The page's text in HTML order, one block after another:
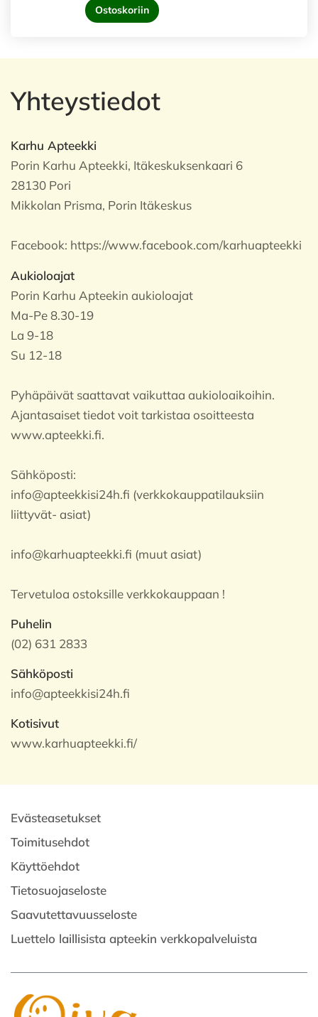
Ostoskoriin
Yhteystiedot
Karhu Apteekki
Porin Karhu Apteekki, Itäkeskuksenkaari 6
28130 Pori
Mikkolan Prisma, Porin Itäkeskus
Facebook: https://www.facebook.com/karhuapteekki
Aukioloajat
Porin Karhu Apteekin aukioloajat
Ma-Pe 8.30-19
La 9-18
Su 12-18
Pyhäpäivät saattavat vaikuttaa aukioloaikoihin.
Ajantasaiset tiedot voit tarkistaa osoitteesta
www.apteekki.fi.
Sähköposti:
info@apteekkisi24h.fi (verkkokauppatilauksiin
liittyvät- asiat)
info@karhuapteekki.fi (muut asiat)
Tervetuloa ostoksille verkkokauppaan !
Puhelin
(02) 631 2833
Sähköposti
info@apteekkisi24h.fi
Kotisivut
www.karhuapteekki.fi/
Evästeasetukset
Toimitusehdot
Käyttöehdot
Tietosuojaseloste
Saavutettavuusseloste
Luettelo laillisista apteekin verkkopalveluista